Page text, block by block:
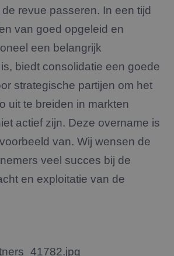
revue passeren. In een tijd
van goed opgeleid en
een belangrijk
biedt consolidatie een goede
strategische partijen om het
uit te breiden in markten
actief zijn. Deze overname is
van. Wij wensen de
veel succes bij de
en exploitatie van de